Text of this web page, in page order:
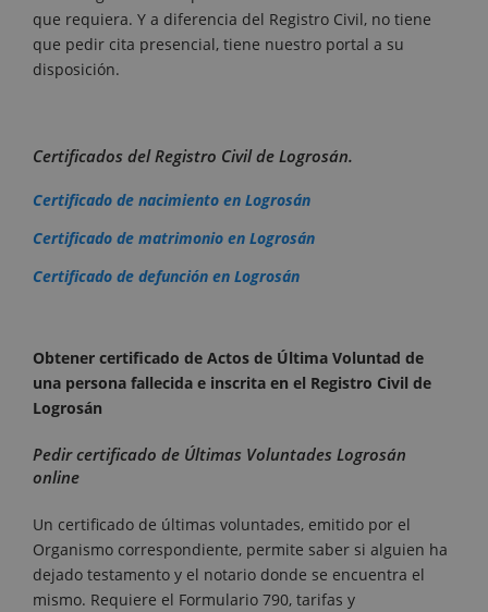
que requiera. Y a diferencia del Registro Civil, no tiene
que pedir cita presencial, tiene nuestro portal a su
disposición.
Certificados del Registro Civil de Logrosán.
Certificado de nacimiento en Logrosán
Certificado de matrimonio en Logrosán
Certificado de defunción en Logrosán
Obtener certificado de Actos de Última Voluntad de
una persona fallecida e inscrita en el Registro Civil de
Logrosán
Pedir certificado de Últimas Voluntades Logrosán
online
Un certificado de últimas voluntades, emitido por el
Organismo correspondiente, permite saber si alguien ha
dejado testamento y el notario donde se encuentra el
mismo. Requiere el Formulario 790, tarifas y